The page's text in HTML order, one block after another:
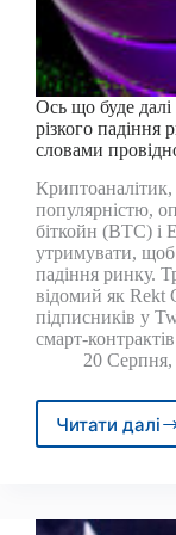
Ось що буде далі
різкого падіння
словами
популярністю,
біткойн (BTC) і
утримувати, щоб
падіння ринку.
відомий як Rekt
підписників у
смарт-
20 Серпня,
Читати далі
Ось
для